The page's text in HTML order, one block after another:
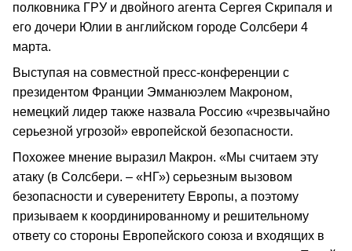
полковника ГРУ и двойного агента Сергея Скрипаля и
его дочери Юлии в английском городе Солсбери 4
марта.
Выступая на совместной пресс-конференции с
президентом Франции Эмманюэлем Макроном,
немецкий лидер также назвала Россию «чрезвычайно
серьезной угрозой» европейской безопасности.
Похожее мнение выразил Макрон. «Мы считаем эту
атаку (в Солсбери. – «НГ») серьезным вызовом
безопасности и суверенитету Европы, а поэтому
призываем к координированному и решительному
ответу со стороны Европейского союза и входящих в